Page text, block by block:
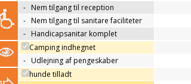
- Nem tilgang til reception
- Nem tilgang til sanitare faciliteter
- Handicapsanitar komplet
Camping indhegnet
- Udlejning af pengeskaber
hunde tilladt